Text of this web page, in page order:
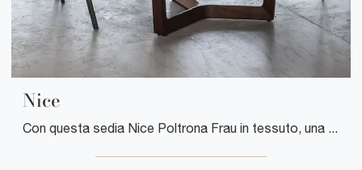
Nice
Con questa sedia Nice Poltrona Frau in tessuto, una tra le nostre sedute fisse moderne, potrai completare i tuoi interni.